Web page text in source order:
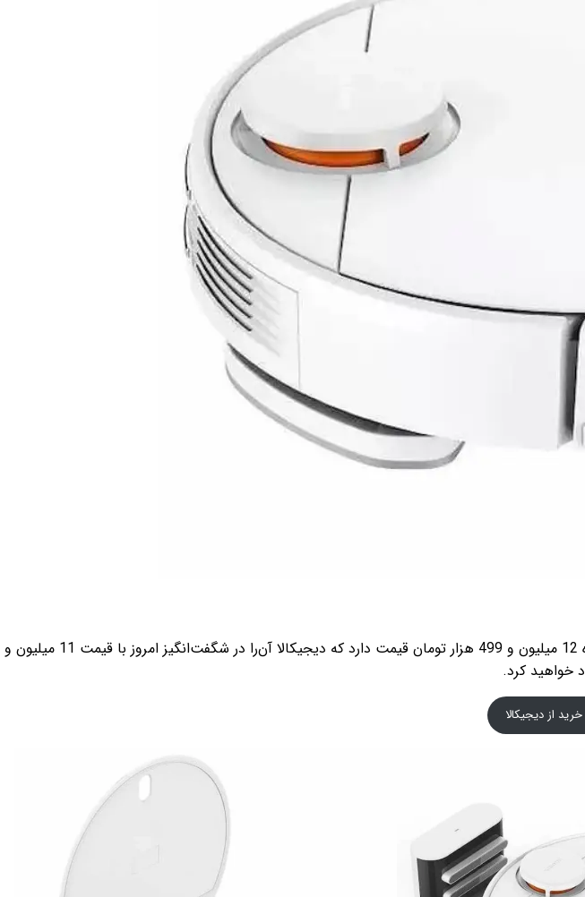
فروشگاه اینترنتی دیجیکالا، امروز جاروبرقی شیائومی مدل S10 را با %10 تخفیف عرضه می‌کند. این دستگاه 12 میلیون و 499 هزار تومان قیمت دارد که دیجیکالا آن‌را در شگفت‌انگیز امروز با قیمت 11 میلیون و
از دیجیکالا